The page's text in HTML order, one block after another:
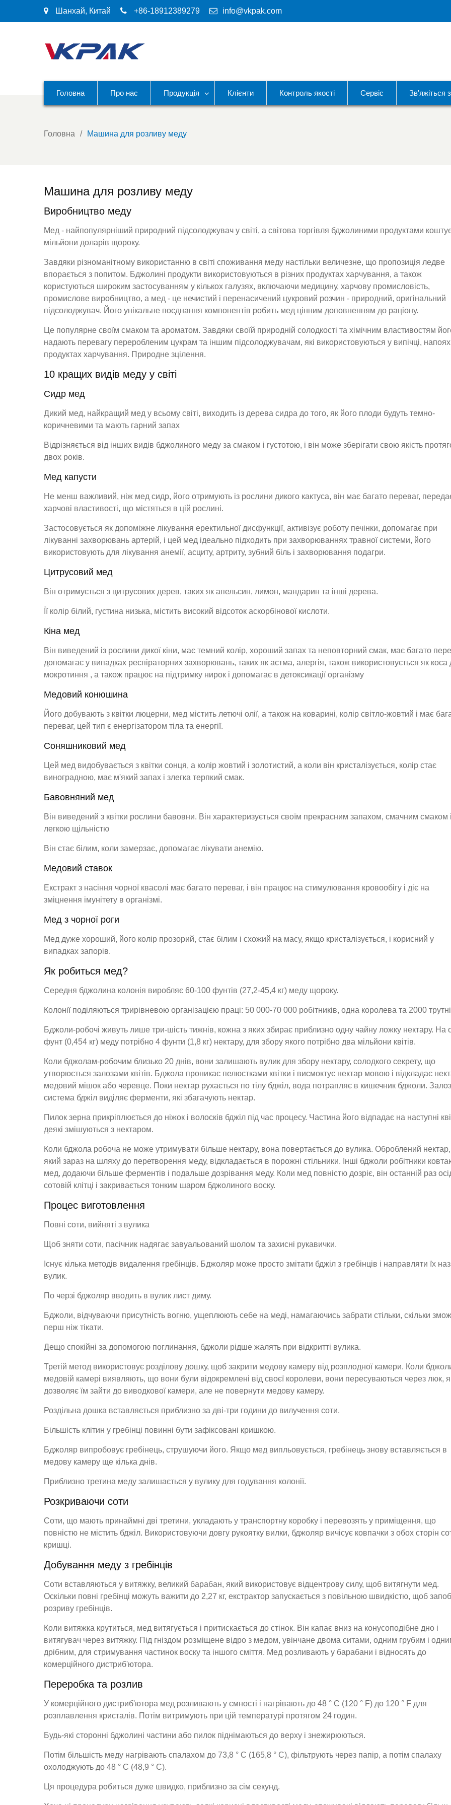
Шанхай, Китай +86-18912389279 info@vkpak.com
Головна Про нас Продукція Клієнти Контроль якості Сервіс Зв'яжіться
Головна Машина для розливу меду
Машина для розливу меду
Виробництво меду
Мед - найпопулярніший природний підсолоджувач у світі, а світова торгівля бджолиними продуктами
мільйони доларів щороку.
Завдяки різноманітному використанню в світі споживання меду настільки величезне, що пропозиція ледве
впорається з попитом. Бджолині продукти використовуються в різних продуктах харчування, а також
користуються широким застосуванням у кількох галузях, включаючи медицину, харчову промисловість,
промислове виробництво, а мед - це нечистий і перенасичений цукровий розчин - природний, оригінальний
підсолоджувач. Його унікальне поєднання компонентів робить мед цінним доповненням до раціону.
Це популярне своїм смаком та ароматом. Завдяки своїй природній солодкості та хімічним властивостям
надають перевагу переробленим цукрам та іншим підсолоджувачам, які використовуються у випічці, напоях
продуктах харчування. Природне зцілення.
10 кращих видів меду у світі
Сидр мед
Дикий мед, найкращий мед у всьому світі, виходить із дерева сидра до того, як його плоди будуть темно-
коричневими та мають гарний запах
Відрізняється від інших видів бджолиного меду за смаком і густотою, і він може зберігати свою якість
двох років.
Мед капусти
Не менш важливий, ніж мед сидр, його отримують із рослини дикого кактуса, він має багато переваг,
харчові властивості, що містяться в цій рослині.
Застосовується як допоміжне лікування еректильної дисфункції, активізує роботу печінки, допомагає при
лікуванні захворювань артерій, і цей мед ідеально підходить при захворюваннях травної системи, його
використовують для лікування анемії, асциту, артриту, зубний біль і захворювання подагри.
Цитрусовий мед
Він отримується з цитрусових дерев, таких як апельсин, лимон, мандарин та інші дерева.
Її колір білий, густина низька, містить високий відсоток аскорбінової кислоти.
Кіна мед
Він виведений із рослини дикої кіни, має темний колір, хороший запах та неповторний смак, має багато
допомагає у випадках респіраторних захворювань, таких як астма, алергія, також використовується як коса
мокротиння , а також працює на підтримку нирок і допомагає в детоксикації організму
Медовий конюшина
Його добувають з квітки люцерни, мед містить летючі олії, а також на коварині, колір світло-жовтий і має
переваг, цей тип є енергізатором тіла та енергії.
Соняшниковий мед
Цей мед видобувається з квітки сонця, а колір жовтий і золотистий, а коли він кристалізується, колір стає
виноградною, має м'який запах і злегка терпкий смак.
Бавовняний мед
Він виведений з квітки рослини бавовни. Він характеризується своїм прекрасним запахом, смачним смаком і
легкою щільністю
Він стає білим, коли замерзає, допомагає лікувати анемію.
Медовий ставок
Екстракт з насіння чорної квасолі має багато переваг, і він працює на стимулювання кровообігу і діє на
зміцнення імунітету в організмі.
Мед з чорної роги
Мед дуже хороший, його колір прозорий, стає білим і схожий на масу, якщо кристалізується, і корисний у
випадках запорів.
Як робиться мед?
Середня бджолина колонія виробляє 60-100 фунтів (27,2-45,4 кг) меду щороку.
Колонії поділяються трирівневою організацією праці: 50 000-70 000 робітників, одна королева та 2000
Бджоли-робочі живуть лише три-шість тижнів, кожна з яких збирає приблизно одну чайну ложку нектару. На
фунт (0,454 кг) меду потрібно 4 фунти (1,8 кг) нектару, для збору якого потрібно два мільйони квітів.
Коли бджолам-робочим близько 20 днів, вони залишають вулик для збору нектару, солодкого секрету, що
утворюється залозами квітів. Бджола проникає пелюстками квітки і висмоктує нектар мовою і відкладає
медовий мішок або черевце. Поки нектар рухається по тілу бджіл, вода потрапляє в кишечник бджоли.
система бджіл виділяє ферменти, які збагачують нектар.
Пилок зерна прикріплюється до ніжок і волосків бджіл під час процесу. Частина його відпадає на наступні
деякі змішуються з нектаром.
Коли бджола робоча не може утримувати більше нектару, вона повертається до вулика. Оброблений нектар,
який зараз на шляху до перетворення меду, відкладається в порожні стільники. Інші бджоли робітники
мед, додаючи більше ферментів і подальше дозрівання меду. Коли мед повністю дозріє, він останній раз
сотовій клітці і закривається тонким шаром бджолиного воску.
Процес виготовлення
Повні соти, вийняті з вулика
Щоб зняти соти, пасічник надягає завуальований шолом та захисні рукавички.
Існує кілька методів видалення гребінців. Бджоляр може просто змітати бджіл з гребінців і направляти їх
вулик.
По черзі бджоляр вводить в вулик лист диму.
Бджоли, відчуваючи присутність вогню, ущеплюють себе на меді, намагаючись забрати стільки, скільки
перш ніж тікати.
Дещо спокійні за допомогою поглинання, бджоли рідше жалять при відкритті вулика.
Третій метод використовує розділову дошку, щоб закрити медову камеру від розплодної камери. Коли
медовій камері виявляють, що вони були відокремлені від своєї королеви, вони пересуваються через люк,
дозволяє їм зайти до виводкової камери, але не повернути медову камеру.
Роздільна дошка вставляється приблизно за дві-три години до вилучення соти.
Більшість клітин у гребінці повинні бути зафіксовані кришкою.
Бджоляр випробовує гребінець, струшуючи його. Якщо мед випльовується, гребінець знову вставляється в
медову камеру ще кілька днів.
Приблизно третина меду залишається у вулику для годування колонії.
Розкриваючи соти
Соти, що мають принаймні дві третини, укладають у транспортну коробку і перевозять у приміщення, що
повністю не містить бджіл. Використовуючи довгу рукоятку вилки, бджоляр вичісує ковпачки з обох сторін
кришці.
Добування меду з гребінців
Соти вставляються у витяжку, великий барабан, який використовує відцентрову силу, щоб витягнути мед.
Оскільки повні гребінці можуть важити до 2,27 кг, екстрактор запускається з повільною швидкістю, щоб
розриву гребінців.
Коли витяжка крутиться, мед витягується і притискається до стінок. Він капає вниз на конусоподібне дно і
витягувач через витяжку. Під гніздом розміщене відро з медом, увінчане двома ситами, одним грубим і
дрібним, для стримування частинок воску та іншого сміття. Мед розливають у барабани і відносять до
комерційного дистриб'ютора.
Переробка та розлив
У комерційного дистриб'ютора мед розливають у ємності і нагрівають до 48 ° C (120 ° F) до 120 ° F для
розплавлення кристалів. Потім витримують при цій температурі протягом 24 годин.
Будь-які сторонні бджолині частини або пилок піднімаються до верху і знежирюються.
Потім більшість меду нагрівають спалахом до 73,8 ° С (165,8 ° С), фільтрують через папір, а потім спалаху
охолоджують до 48 ° С (48,9 ° С).
Ця процедура робиться дуже швидко, приблизно за сім секунд.